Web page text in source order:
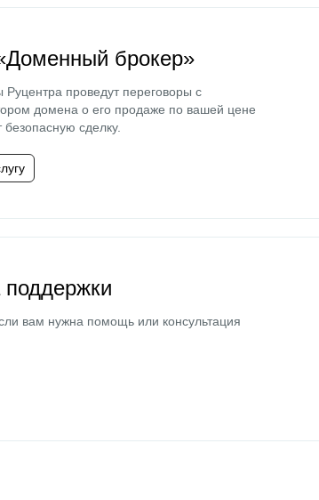
брокер»
Руцентра проведут переговоры с
домена о его продаже по вашей цене
безопасную сделку.
вам нужна помощь или консультация